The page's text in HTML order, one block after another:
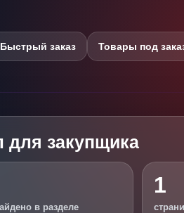
Быстрый заказ Товары под
для закупщика
в разделе
1